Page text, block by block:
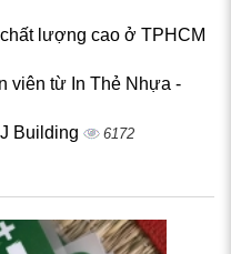
lượng cao ở TPHCM
viên từ In Thẻ Nhựa -
Building 6172